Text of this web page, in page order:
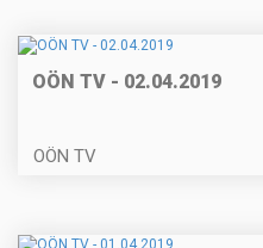
OÖN TV - 02.04.2019
OÖN TV